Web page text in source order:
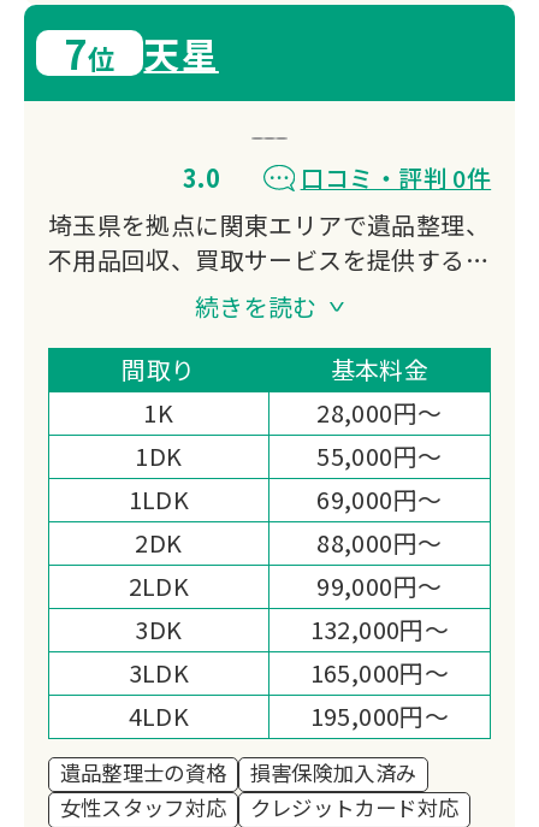
7位 天星
3.0
口コミ・評判 0件
埼玉県を拠点に関東エリアで遺品整理、
不用品回収、買取サービスを提供する天
故人の想いを大切にしながら、ご遺族の
負担を軽減する丁寧な作業を心がけてい
ます。
各種サービスをワンストップで対応可能
です。
続きを読む
間取り
基本料金
1K
28,000円～
1DK
55,000円～
1LDK
69,000円～
2DK
88,000円～
2LDK
99,000円～
3DK
132,000円～
3LDK
165,000円～
4LDK
195,000円～
遺品整理士の資格
損害保険加入済み
女性スタッフ対応
クレジットカード対応